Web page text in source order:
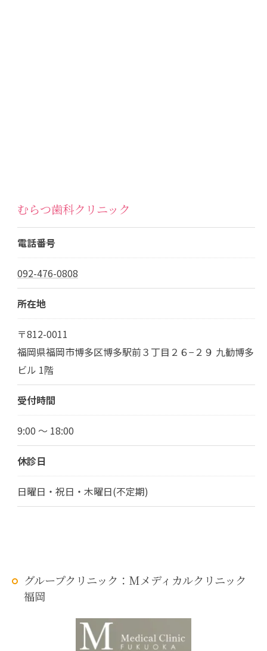
むらつ歯科クリニック
電話番号
092-476-0808
所在地
〒812-0011
福岡県福岡市博多区博多駅前３丁目２６−２９ 九勧博多
ビル 1階
受付時間
9:00 ～ 18:00
休診日
日曜日・祝日・木曜日(不定期)
グループクリニック：Mメディカルクリニック
福岡